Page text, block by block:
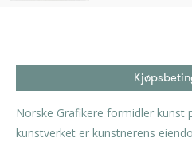
Norske Grafikere formidler kunst
kunstverket er kunstnerens